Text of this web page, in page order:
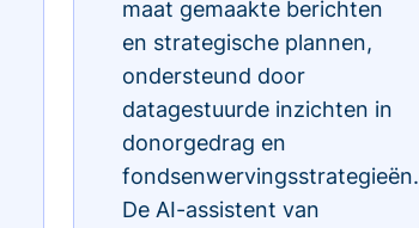
maat gemaakte berichten
en strategische plannen,
ondersteund door
datagestuurde inzichten in
donorgedrag en
fondsenwervingsstrategieën.
De AI-assistent van